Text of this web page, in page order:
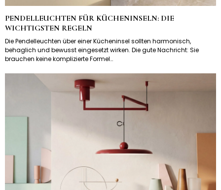
PENDELLEUCHTEN FÜR KÜCHENINSELN: DIE
WICHTIGSTEN REGELN
Die Pendelleuchten über einer Kücheninsel sollten harmonisch,
behaglich und bewusst eingesetzt wirken. Die gute Nachricht: Sie
brauchen keine komplizierte Formel…